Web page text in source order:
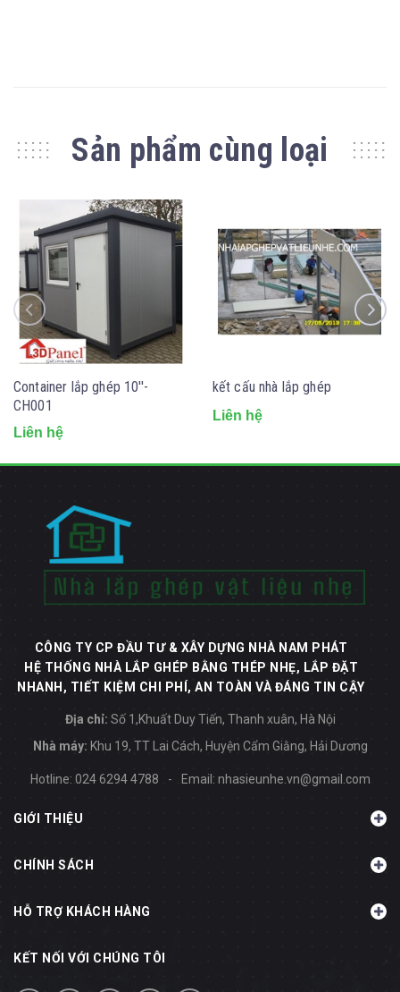
Sản phẩm cùng loại
Container lắp ghép 10''-
CH001
Liên hệ
kết cấu nhà lắp ghép
Liên hệ
CÔNG TY CP ĐẦU TƯ & XÂY DỰNG NHÀ NAM PHÁT
HỆ THỐNG NHÀ LẮP GHÉP BẰNG THÉP NHẸ, LẮP ĐẶT
NHANH, TIẾT KIỆM CHI PHÍ, AN TOÀN VÀ ĐÁNG TIN CẬY
Địa chỉ: Số 1,Khuất Duy Tiến, Thanh xuân, Hà Nội
Nhà máy: Khu 19, TT Lai Cách, Huyện Cẩm Giằng, Hải Dương
Hotline: 024 6294 4788 - Email: nhasieunhe.vn@gmail.com
GIỚI THIỆU
CHÍNH SÁCH
HỖ TRỢ KHÁCH HÀNG
KẾT NỐI VỚI CHÚNG TÔI